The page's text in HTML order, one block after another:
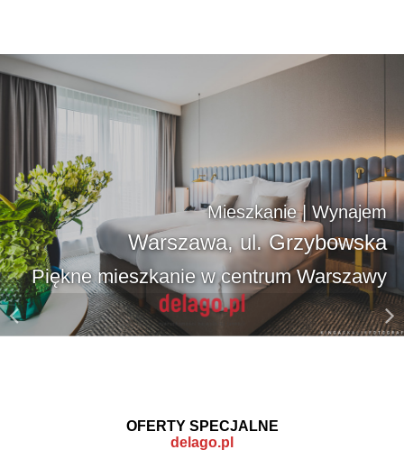
Mieszkanie | Wynajem
Warszawa, ul. Grzybowska
Piękne mieszkanie w centrum Warszawy
Mieszkanie | Wynajem
Warszawa, ul. Grzybowska
Luksusowe mieszkanie w samym centrum
Warszawy
OFERTY SPECJALNE
delago.pl